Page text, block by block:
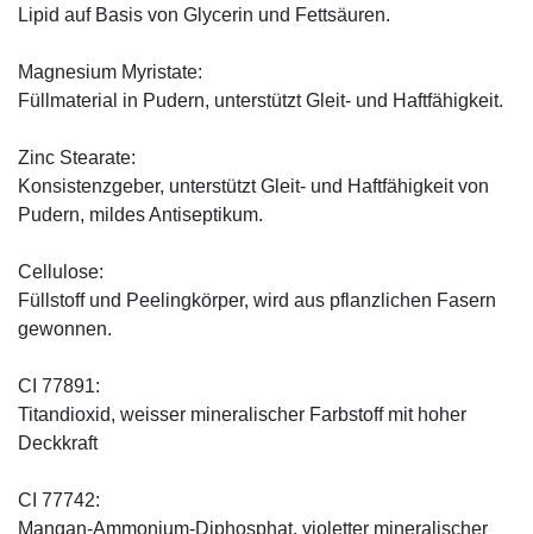
Lipid auf Basis von Glycerin und Fettsäuren.
Magnesium Myristate:
Füllmaterial in Pudern, unterstützt Gleit- und Haftfähigkeit.
Zinc Stearate:
Konsistenzgeber, unterstützt Gleit- und Haftfähigkeit von
Pudern, mildes Antiseptikum.
Cellulose:
Füllstoff und Peelingkörper, wird aus pflanzlichen Fasern
gewonnen.
CI 77891:
Titandioxid, weisser mineralischer Farbstoff mit hoher
Deckkraft
CI 77742:
Mangan-Ammonium-Diphosphat, violetter mineralischer